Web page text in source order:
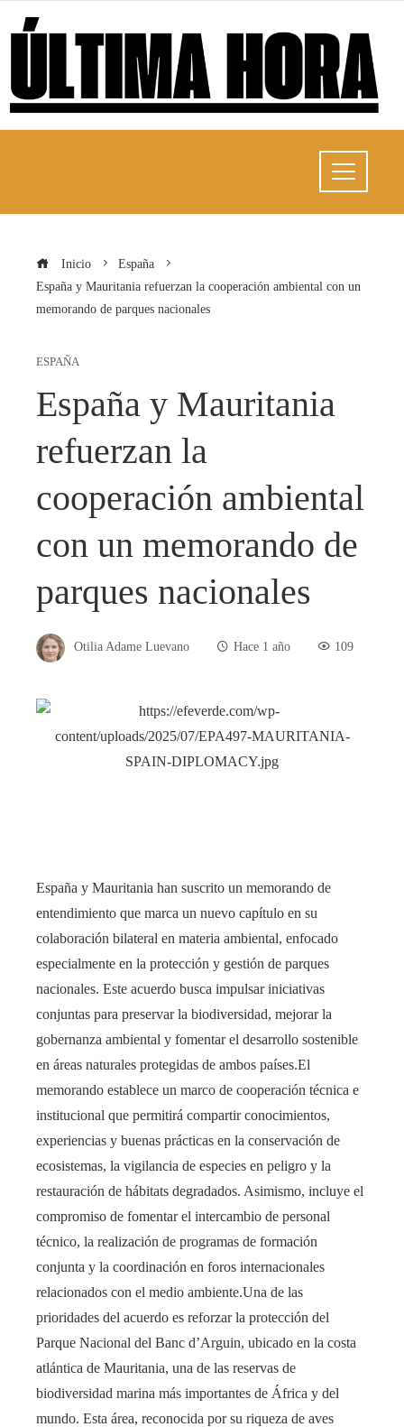
Inicio
España
España y Mauritania refuerzan la cooperación ambiental con un
memorando de parques nacionales
ESPAÑA
España y Mauritania
refuerzan la
cooperación ambiental
con un memorando de
parques nacionales
Otilia Adame Luevano Hace 1 año 109
España y Mauritania han suscrito un memorando de
entendimiento que marca un nuevo capítulo en su
colaboración bilateral en materia ambiental, enfocado
especialmente en la protección y gestión de parques
nacionales. Este acuerdo busca impulsar iniciativas
conjuntas para preservar la biodiversidad, mejorar la
gobernanza ambiental y fomentar el desarrollo sostenible
en áreas naturales protegidas de ambos países.El
memorando establece un marco de cooperación técnica e
institucional que permitirá compartir conocimientos,
experiencias y buenas prácticas en la conservación de
ecosistemas, la vigilancia de especies en peligro y la
restauración de hábitats degradados. Asimismo, incluye el
compromiso de fomentar el intercambio de personal
técnico, la realización de programas de formación
conjunta y la coordinación en foros internacionales
relacionados con el medio ambiente.Una de las
prioridades del acuerdo es reforzar la protección del
Parque Nacional del Banc d’Arguin, ubicado en la costa
atlántica de Mauritania, una de las reservas de
biodiversidad marina más importantes de África y del
mundo. Esta área, reconocida por su riqueza de aves